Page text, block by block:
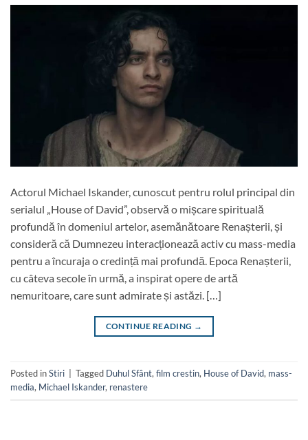
Actorul Michael Iskander, cunoscut pentru rolul principal din
serialul „House of David”, observă o mișcare spirituală
profundă în domeniul artelor, asemănătoare Renașterii, și
consideră că Dumnezeu interacționează activ cu mass-media
pentru a încuraja o credință mai profundă. Epoca Renașterii,
cu câteva secole în urmă, a inspirat opere de artă
nemuritoare, care sunt admirate și astăzi. […]
CONTINUE READING →
Posted inStiri Tagged Duhul Sfânt, film crestin, House of David, mass-
media, Michael Iskander, renastere